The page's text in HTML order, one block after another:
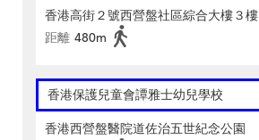
香港高街２號西營盤社區綜合大樓３樓
距離 480m
香港保護兒童會譚雅士幼兒學校
香港西營盤醫院道佐治五世紀念公園